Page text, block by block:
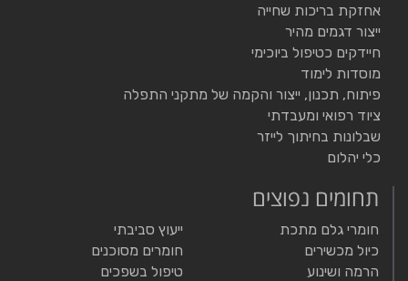
אחזקת בריכות שחייה
ייצור דגמים מהיר
חיידקים כטיפול ביוכימי
מוסדות לימוד
פיתוח, תכנון, ייצור והקמה של מתקני התפלה
ציוד רפואי ומעבדתי
שבלונות בחיתוך לייזר
כלי יהלום
תחומים נפוצים
חומרי גלם מתכת
כיול מכשירים
הרמה ושינוע
ייעוץ סביבתי
חומרים מסוכנים
טיפול בשפכים